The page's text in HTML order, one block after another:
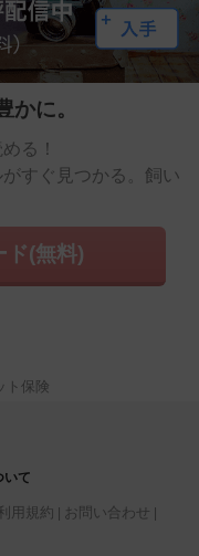
かに。
る！
すぐ見つかる。飼い
ド(無料)
ト保険
いて
用規約
お問い合わせ